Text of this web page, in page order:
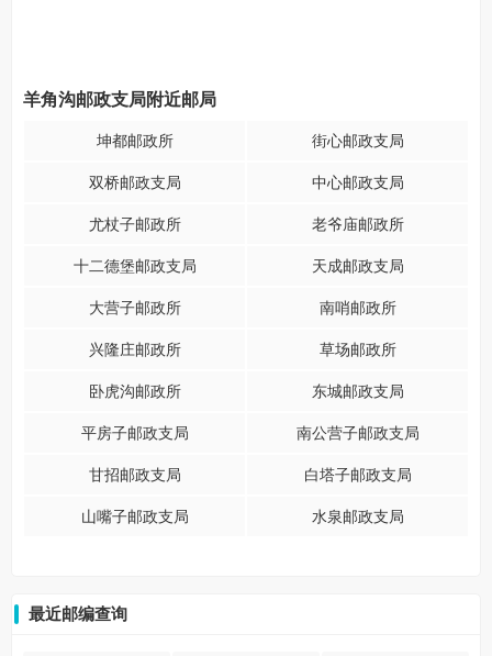
羊角沟邮政支局附近邮局
坤都邮政所 街心邮政支局
双桥邮政支局 中心邮政支局
尤杖子邮政所 老爷庙邮政所
十二德堡邮政支局 天成邮政支局
大营子邮政所 南哨邮政所
兴隆庄邮政所 草场邮政所
卧虎沟邮政所 东城邮政支局
平房子邮政支局 南公营子邮政支局
甘招邮政支局 白塔子邮政支局
山嘴子邮政支局 水泉邮政支局
最近邮编查询